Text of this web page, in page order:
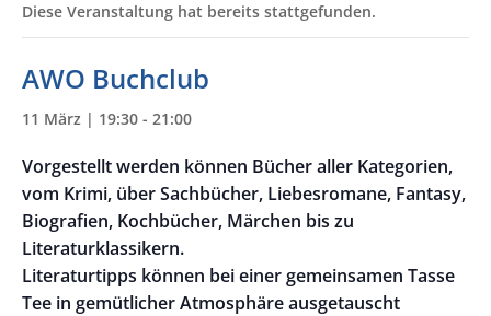
Diese Veranstaltung hat bereits stattgefunden.
AWO Buchclub
11 März | 19:30 - 21:00
Vorgestellt werden können Bücher aller Kategorien,
vom Krimi, über Sachbücher, Liebesromane, Fantasy,
Biografien, Kochbücher, Märchen bis zu
Literaturklassikern.
Literaturtipps können bei einer gemeinsamen Tasse
Tee in gemütlicher Atmosphäre ausgetauscht